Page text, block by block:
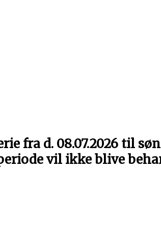
fra d. 08.07.2026 til
vil ikke blive